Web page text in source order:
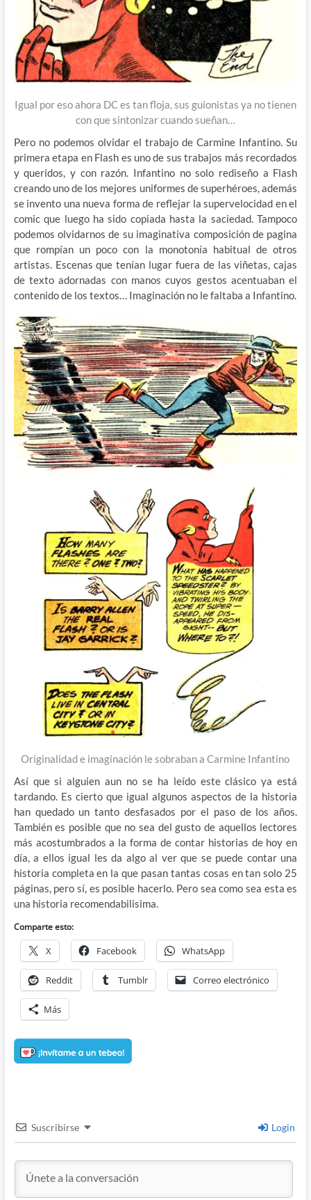
Igual por eso ahora DC es tan floja, sus guionistas ya no tienen
con que sintonizar cuando sueñan…
Pero no podemos olvidar el trabajo de Carmine Infantino. Su
primera etapa en Flash es uno de sus trabajos más recordados
y queridos, y con razón. Infantino no solo rediseño a Flash
creando uno de los mejores uniformes de superhéroes, además
se invento una nueva forma de reflejar la supervelocidad en el
comic que luego ha sido copiada hasta la saciedad. Tampoco
podemos olvidarnos de su imaginativa composición de pagina
que rompían un poco con la monotonía habitual de otros
artistas. Escenas que tenían lugar fuera de las viñetas, cajas
de texto adornadas con manos cuyos gestos acentuaban el
contenido de los textos… Imaginación no le faltaba a Infantino.
Originalidad e imaginación le sobraban a Carmine Infantino
Así que si alguien aun no se ha leído este clásico ya está
tardando. Es cierto que igual algunos aspectos de la historia
han quedado un tanto desfasados por el paso de los años.
También es posible que no sea del gusto de aquellos lectores
más acostumbrados a la forma de contar historias de hoy en
día, a ellos igual les da algo al ver que se puede contar una
historia completa en la que pasan tantas cosas en tan solo 25
páginas, pero sí, es posible hacerlo. Pero sea como sea esta es
una historia recomendabilisima.
Comparte esto:
X Facebook WhatsApp
Reddit Tumblr Correo electrónico
Más
Suscribirse Login